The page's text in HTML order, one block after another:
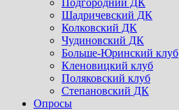
Подгородний ДК
Шадричевский ДК
Колковский ДК
Чудиновский ДК
Больше-Юринский клуб
Кленовицкий клуб
Поляковский клуб
Степановский ДК
Опросы